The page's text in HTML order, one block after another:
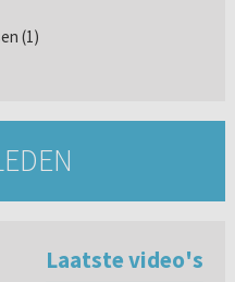
(1)
Laatste video's